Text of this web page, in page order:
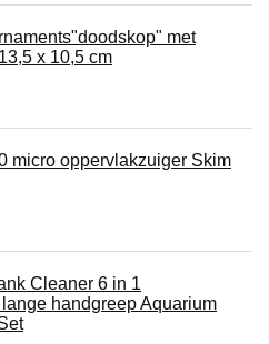
met
x 10,5 cm
micro oppervlakzuiger Skim
Cleaner 6 in 1
handgreep Aquarium